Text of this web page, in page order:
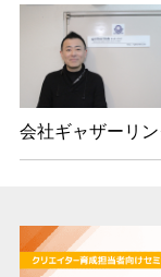
会社ギャザーリ